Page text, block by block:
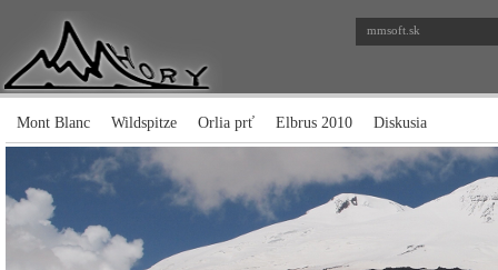
mmsoft.sk
Mont Blanc Wildspitze Orlia prť Elbrus 2010 Diskusia